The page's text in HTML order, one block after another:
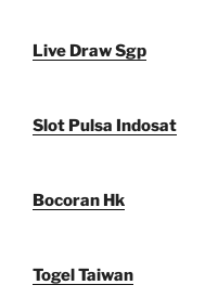
Live Draw Sgp
Slot Pulsa Indosat
Bocoran Hk
Togel Taiwan